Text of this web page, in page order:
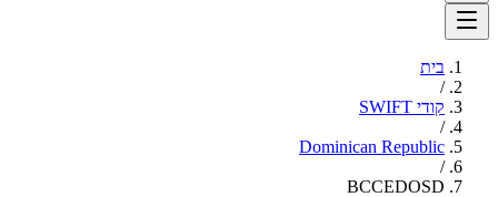
בית
/
קודי SWIFT
/
Dominican Republic
/
BCCEDOSD